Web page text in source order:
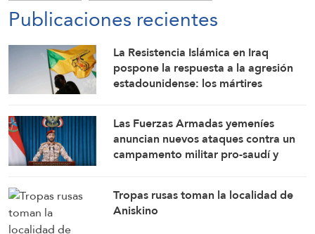
Publicaciones recientes
La Resistencia Islámica en Iraq
pospone la respuesta a la agresión
estadounidense: los mártires
Las Fuerzas Armadas yemeníes
anuncian nuevos ataques contra un
campamento militar pro-saudí y
asedio y escalada por escalada
Tropas rusas toman la localidad de
Aniskino